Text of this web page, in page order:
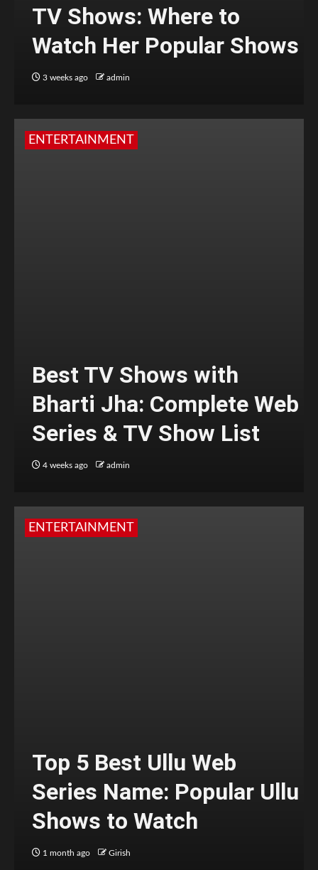
TV Shows: Where to
Watch Her Popular Shows
3 weeks ago admin
ENTERTAINMENT
Best TV Shows with
Bharti Jha: Complete Web
Series & TV Show List
4 weeks ago admin
ENTERTAINMENT
Top 5 Best Ullu Web
Series Name: Popular Ullu
Shows to Watch
1 month ago Girish